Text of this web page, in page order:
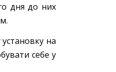
дня до них
на
себе у